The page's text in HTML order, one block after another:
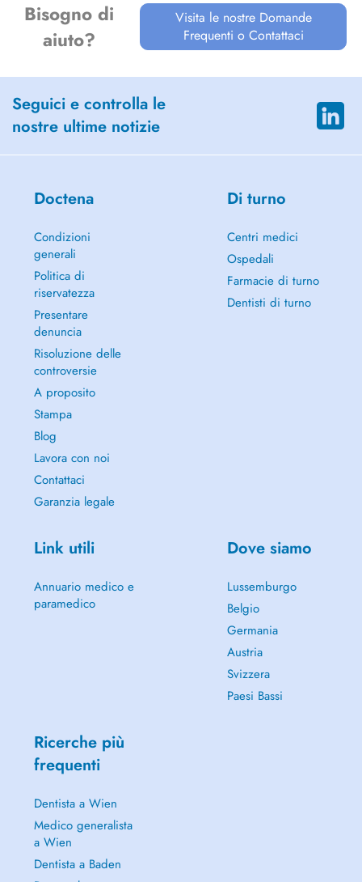
Operative Dermatologie
Imun-Dermatologie
Lasertherapie
Bisogno di
aiuto?
Visita le nostre Domande
Frequenti o Contattaci
Seguici e controlla le
nostre ultime notizie
Doctena
Condizioni
generali
Politica di
riservatezza
Presentare
denuncia
Risoluzione delle
controversie
A proposito
Stampa
Blog
Lavora con noi
Contattaci
Garanzia legale
Di turno
Centri medici
Ospedali
Farmacie di turno
Dentisti di turno
Link utili
Annuario medico e
paramedico
Dove siamo
Lussemburgo
Belgio
Germania
Austria
Svizzera
Paesi Bassi
Ricerche più
frequenti
Dentista a Wien
Medico generalista
a Wien
Dentista a Baden